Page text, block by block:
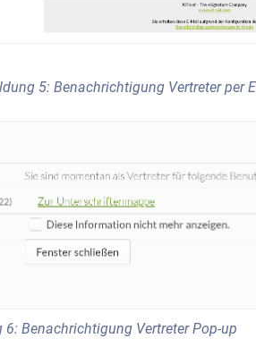
5: Benachrichtigung Vertreter per
6: Benachrichtigung Vertreter Pop-up